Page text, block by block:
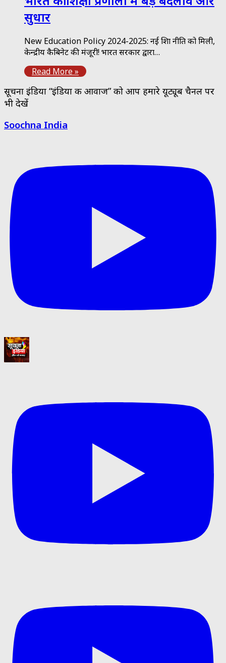
सुधार
New Education Policy 2024-2025: नई शिक्षा नीति को मिली,
केन्द्रीय कैबिनेट की मंजूरी! भारत सरकार द्वारा…
Read More »
सूचना इंडिया “इंडिया की आवाज” को आप हमारे यूट्यूब चैनल पर
भी देखें
Soochna India